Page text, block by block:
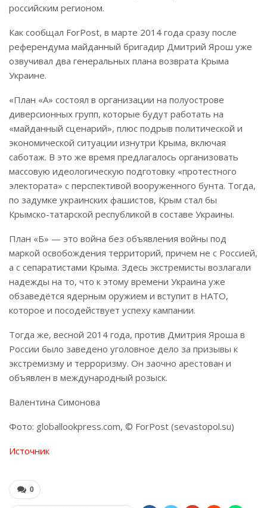
российским регионом.
Как сообщал ForPost, в марте 2014 года сразу после
референдума майданный бригадир Дмитрий Ярош уже
озвучивал два генеральных плана возврата Крыма
Украине.
«План «А» состоял в организации на полуострове
диверсионных групп, которые будут работать на
«майданный сценарий», плюс подрыв политической и
экономической ситуации изнутри Крыма, включая
саботаж. В это же время предлагалось организовать
массовую идеологическую подготовку «протестного
электората» с перспективой вооруженного бунта. Тогда,
по задумке украинских фашистов, Крым стал бы
Крымско-татарской республикой в составе Украины.
План «Б» — это война без объявления войны под
маркой освобождения территорий, причем не с Россией,
а с сепаратистами Крыма. Здесь экстремисты возлагали
надежды на то, что к этому времени Украина уже
обзаведётся ядерным оружием и вступит в НАТО,
которое и посодействует успеху кампании.
Тогда же, весной 2014 года, против Дмитрия Яроша в
России было заведено уголовное дело за призывы к
экстремизму и терроризму. Он заочно арестован и
объявлен в международный розыск.
Валентина Симонова
Фото: globallookpress.com, © ForPost (sevastopol.su)
Источник
0